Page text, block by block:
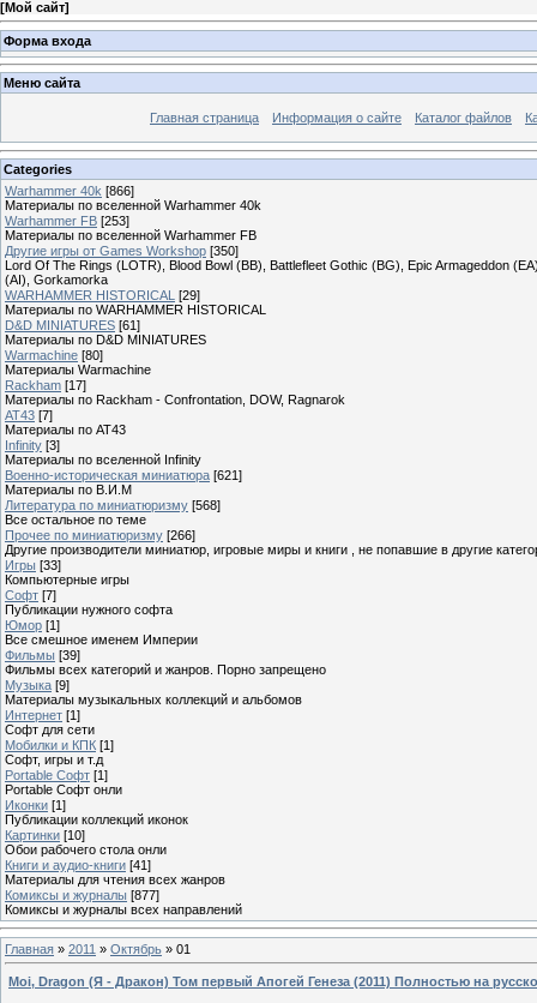
[Мой сайт]
Форма входа
Меню сайта
Главная страница Информация о сайте Каталог файлов
Categories
Warhammer 40k [866]
Материалы по вселенной Warhammer 40k
Warhammer FB [253]
Материалы по вселенной Warhammer FB
Другие игры от Games Workshop [350]
Lord Of The Rings (LOTR), Blood Bowl (BB), Battlefleet Gothic (BG), Epic Armageddon
(AI), Gorkamorka
WARHAMMER HISTORICAL [29]
Материалы по WARHAMMER HISTORICAL
D&D MINIATURES [61]
Материалы по D&D MINIATURES
Warmachine [80]
Материалы Warmachine
Rackham [17]
Материалы по Rackham - Confrontation, DOW, Ragnarok
AT43 [7]
Материалы по AT43
Infinity [3]
Материалы по вселенной Infinity
Военно-историческая миниатюра [621]
Материалы по В.И.М
Литература по миниатюризму [568]
Все остальное по теме
Прочее по миниатюризму [266]
Другие производители миниатюр, игровые миры и книги , не попавшие в другие
Игры [33]
Компьютерные игры
Софт [7]
Публикации нужного софта
Юмор [1]
Все смешное именем Империи
Фильмы [39]
Фильмы всех категорий и жанров. Порно запрещено
Музыка [9]
Материалы музыкальных коллекций и альбомов
Интернет [1]
Софт для сети
Мобилки и КПК [1]
Софт, игры и т.д
Portable Софт [1]
Portable Софт онли
Иконки [1]
Публикации коллекций иконок
Картинки [10]
Обои рабочего стола онли
Книги и аудио-книги [41]
Материалы для чтения всех жанров
Комиксы и журналы [877]
Комиксы и журналы всех направлений
Главная » 2011 » Октябрь » 01
Moi, Dragon (Я - Дракон) Том первый Апогей Генеза (2011) Полностью на